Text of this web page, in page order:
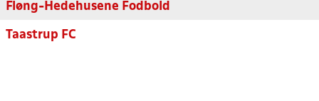
Fløng-Hedehusene Fodbold
Taastrup FC